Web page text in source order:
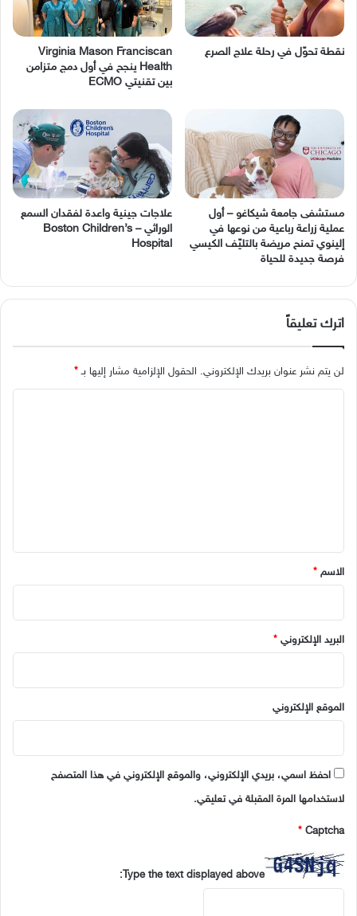
نقطة تحوّل في رحلة علاج الصرع
Virginia Mason Franciscan
Health ينجح في أول دمج متزامن
بين تقنيتي ECMO
مستشفى جامعة شيكاغو – أول
عملية زراعة رباعية من نوعها في
إلينوي تمنح مريضة بالتليّف الكيسي
فرصة جديدة للحياة
‬الوراثي – Boston Children’s
Hospital
اترك تعليقاً
لن يتم نشر عنوان بريدك الإلكتروني. الحقول الإلزامية مشار إليها بـ*
*
الاسم *
البريد الإلكتروني *
الموقع الإلكتروني
احفظ اسمي، بريدي الإلكتروني، والموقع الإلكتروني في هذا المتصفح
لاستخدامها المرة المقبلة في تعليقي.
Captcha
*
Type the text displayed above: